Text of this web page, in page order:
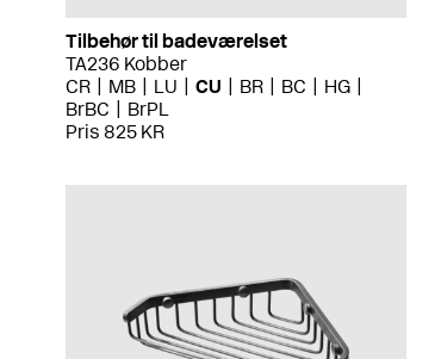
Tilbehør til badeværelset
TA236 Kobber
CR
MB LU CU BR BC
HG
BrBC
BrPL
Pris 825 KR